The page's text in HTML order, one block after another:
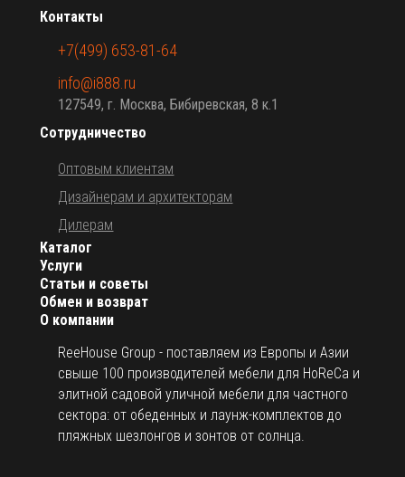
О компании
ReeHouse Group - поставляем из Европы и Азии
свыше 100 производителей мебели для HoReCa и
элитной садовой уличной мебели для частного
сектора: от обеденных и лаунж-комплектов до
пляжных шезлонгов и зонтов от солнца.
Каталог
Услуги
Статьи и советы
Обмен и возврат
Сотрудничество
Оптовым клиентам
Дизайнерам и архитекторам
Дилерам
Контакты
+7(499) 653-81-64
info@i888.ru
127549, г. Москва, Бибиревская, 8 к.1